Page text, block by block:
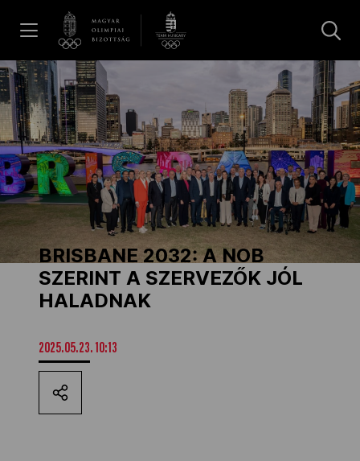
Hírek
Galéria
Dakar 2026
Los Angeles 2028
Kettőskarrier-program
BRISBANE 2032: A NOB
SZERINT A SZERVEZŐK JÓL
HALADNAK
2025.05.23. 10:13